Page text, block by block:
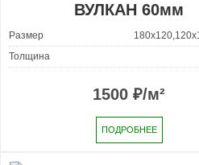
ВУЛКАН 60мм
Размер
Толщина
1500 ₽/м²
ПОДРОБНЕЕ